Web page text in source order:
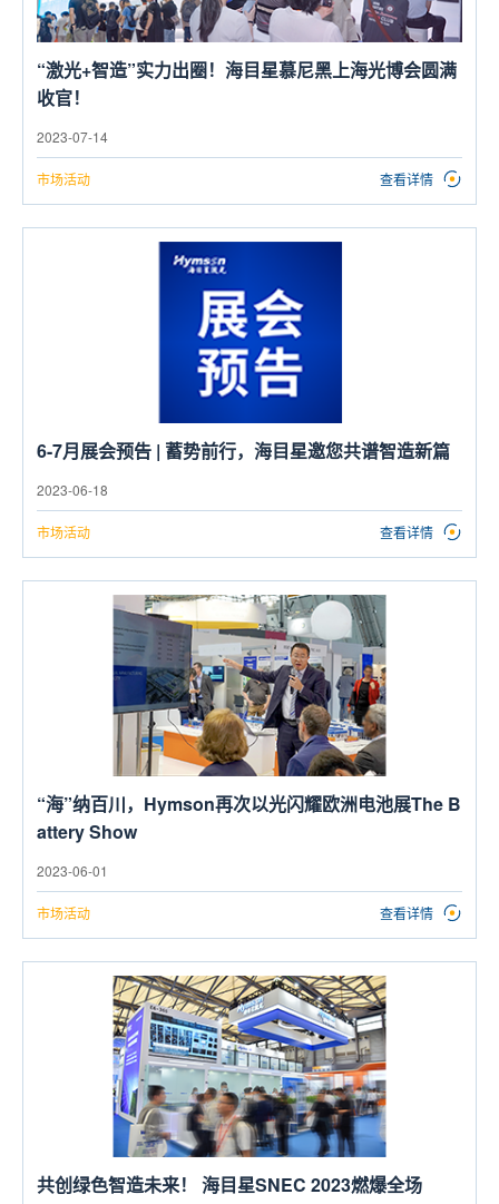
“激光+智造”实力出圈！海目星慕尼黑上海光博会圆满
收官！
2023-07-14
市场活动 查看详情
6-7月展会预告 | 蓄势前行，海目星邀您共谱智造新篇
2023-06-18
市场活动 查看详情
“海”纳百川，Hymson再次以光闪耀欧洲电池展The B
attery Show
2023-06-01
市场活动 查看详情
共创绿色智造未来！ 海目星SNEC 2023燃爆全场